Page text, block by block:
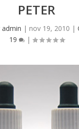
PETER
admin | nov 19, 2010 |
19
|